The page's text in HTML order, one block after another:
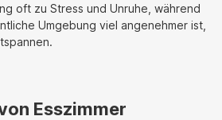
oft zu Stress und Unruhe, während
Umgebung viel angenehmer ist,
Esszimmer